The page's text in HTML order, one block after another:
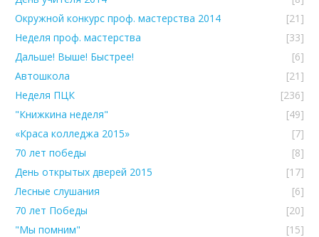
Окружной конкурс проф. мастерства 2014
[21]
Неделя проф. мастерства
[33]
Дальше! Выше! Быстрее!
[6]
Автошкола
[21]
Неделя ПЦК
[236]
"Книжкина неделя"
[49]
«Краса колледжа 2015»
[7]
70 лет победы
[8]
День открытых дверей 2015
[17]
Лесные слушания
[6]
70 лет Победы
[20]
"Мы помним"
[15]